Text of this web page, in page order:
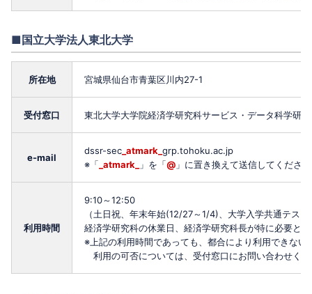
■国立大学法人東北大学
所在地 宮城県仙台市青葉区川内27-1
受付窓口 東北大学大学院経済学研究科サービス・データ科学研
e-mail
dssr-sec _atmark_ grp.tohoku.ac.jp
※「 _atmark_ 」を「@ 」に置き換えて送信してくださ
利用時間
9:10～12:50
（土日祝、年末年始(12/27～1/4)、大学入学共通テス
経済学研究科の休業日、経済学研究科長が特に必要と
※上記の利用時間であっても、都合により利用できない
利用の可否については、受付窓口にお問い合わせく